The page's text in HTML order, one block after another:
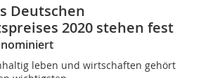
Deutschen
2020 stehen fest
leben und wirtschaften gehört